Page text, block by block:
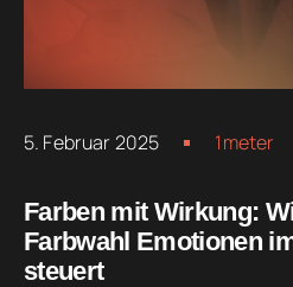
5. Februar 2025 1meter
Farben mit Wirkung:
Farbwahl Emotionen
steuert